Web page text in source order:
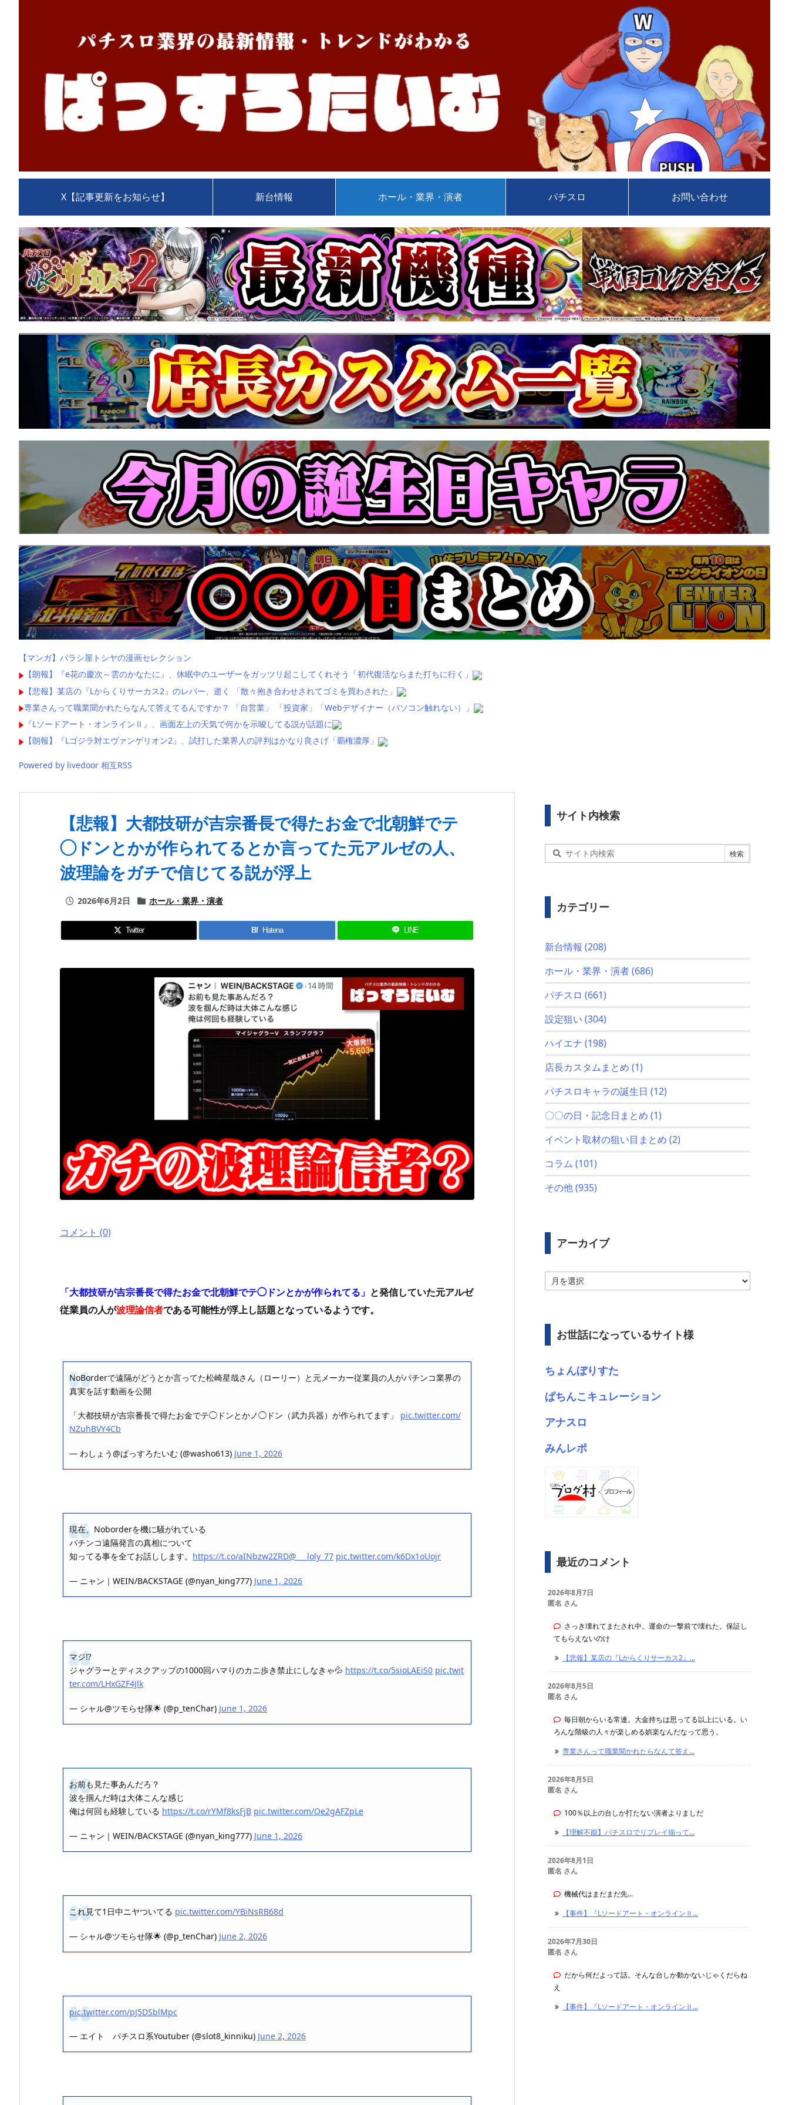
X【記事更新をお知らせ】 新台情報 ホール・業界・演者 パチスロ お問い合わせ
【マンガ】バラシ屋トシヤの漫画セレクション
【朗報】『e花の慶次～雲のかなたに』、休眠中のユーザーをガッツリ起こしてくれそう「初代復活ならまた打ちに行く」
【悲報】某店の『Lからくりサーカス2』のレバー、逝く 「散々抱き合わせされてゴミを買わされた」
専業さんって職業聞かれたらなんて答えてるんですか？ 「自営業」 「投資家」「Webデザイナー（パソコン触れない）」
『Lソードアート・オンラインⅡ』、画面左上の天気で何かを示唆してる説が話題に
【朗報】『Lゴジラ対エヴァンゲリオン2』、試打した業界人の評判はかなり良さげ「覇権濃厚」
Powered by livedoor 相互RSS
【悲報】大都技研が吉宗番長で得たお金で北朝鮮でテ
◯ドンとかが作られてるとか言ってた元アルゼの人、
波理論をガチで信じてる説が浮上
2026年6月2日 ホール・業界・演者
Twitter B! Hatena LINE
コメント (0)
「大都技研が吉宗番長で得たお金で北朝鮮でテ◯ドンとかが作られてる」 と発信していた元アルゼ
従業員の人が波理論信者である可能性が浮上し話題となっているようです。
NoBorderで遠隔がどうとか言ってた松崎星哉さん（ローリー）と元メーカー従業員の人がパチンコ業界の
真実を話す動画を公開
「大都技研が吉宗番長で得たお金でテ◯ドンとかノ◯ドン（武力兵器）が作られてます」 pic.twitter.com/
NZuhBVY4Cb
— わしょう@ぱっすろたいむ (@washo613) June 1, 2026
現在、Noborderを機に騒がれている
パチンコ遠隔発言の真相について
知ってる事を全てお話しします。 https://t.co/aINbzw2ZRD@___loly_77 pic.twitter.com/k6Dx1oUojr
— ニャン｜WEIN/BACKSTAGE (@nyan_king777) June 1, 2026
マジ⁉️
ジャグラーとディスクアップの1000回ハマりのカニ歩き禁止にしなきゃ💦 https://t.co/5sioLAEiS0 pic.twit
ter.com/LHxGZF4Jlk
— シャル@ツモらせ隊🌟 (@p_tenChar) June 1, 2026
お前も見た事あんだろ？
波を掴んだ時は大体こんな感じ
俺は何回も経験している https://t.co/rYMf8ksFjB pic.twitter.com/Oe2gAFZpLe
— ニャン｜WEIN/BACKSTAGE (@nyan_king777) June 1, 2026
これ見て1日中ニヤついてる pic.twitter.com/YBiNsRB68d
— シャル@ツモらせ隊🌟 (@p_tenChar) June 2, 2026
pic.twitter.com/pJ5DSblMpc
— エイト パチスロ系Youtuber (@slot8_kinniku) June 2, 2026
サイト内検索
カテゴリー
新台情報 (208)
ホール・業界・演者(686)
パチスロ (661)
設定狙い (304)
ハイエナ (198)
店長カスタムまとめ (1)
パチスロキャラの誕生日 (12)
〇〇の日・記念日まとめ (1)
イベント取材の狙い目まとめ (2)
コラム (101)
その他(935)
アーカイブ
ー
ブ
お世話になっているサイト様
ちょんぼりすた
ぱちんこキュレーション
アナスロ
みんレポ
最近のコメント
2026年8月7日
匿名 さん
さっき壊れてまたされ中。運命の一撃前で壊れた。保証し
てもらえないのけ
【悲報】某店の『Lからくりサーカス2』...
2026年8月5日
匿名 さん
毎日朝からいる常連。大金持ちは思ってる以上にいる。い
ろんな階級の人々が楽しめる娯楽なんだなって思う。
専業さんって職業聞かれたらなんて答え...
2026年8月5日
匿名 さん
100％以上の台しか打たない演者よりましだ
【理解不能】パチスロでリプレイ揃って...
2026年8月1日
匿名 さん
機械代はまだまだ先...
【事件】『Lソードアート・オンラインⅡ...
2026年7月30日
匿名 さん
だから何だよって話。そんな台しか動かないじゃくだらね
え
【事件】『Lソードアート・オンラインⅡ...